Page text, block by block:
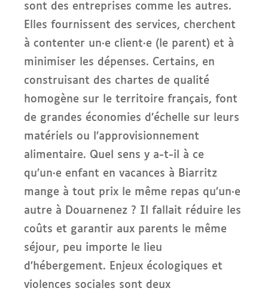
sont des entreprises comme les autres.
Elles fournissent des services, cherchent
à contenter un·e client·e (le parent) et à
minimiser les dépenses. Certains, en
construisant des chartes de qualité
homogène sur le territoire français, font
de grandes économies d’échelle sur leurs
matériels ou l’approvisionnement
alimentaire. Quel sens y a-t-il à ce
qu’un·e enfant en vacances à Biarritz
mange à tout prix le même repas qu’un·e
autre à Douarnenez ? Il fallait réduire les
coûts et garantir aux parents le même
séjour, peu importe le lieu
d’hébergement. Enjeux écologiques et
violences sociales sont deux